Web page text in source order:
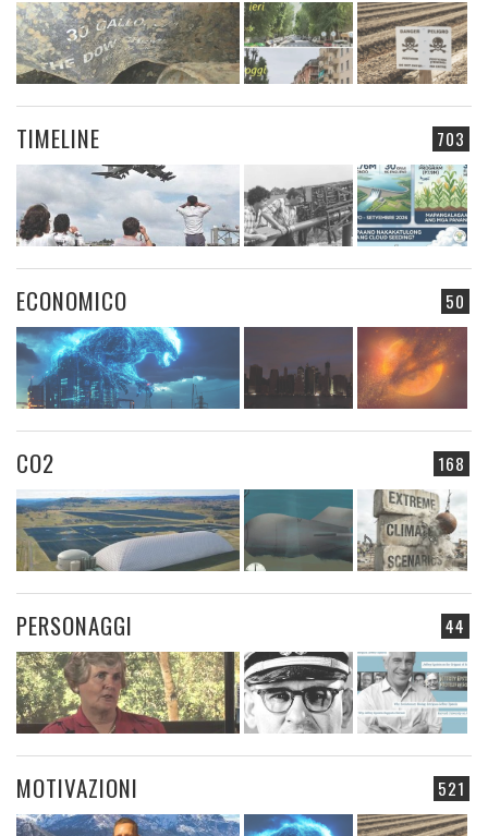
703
TIMELINE
50
ECONOMICO
168
CO2
44
PERSONAGGI
521
MOTIVAZIONI